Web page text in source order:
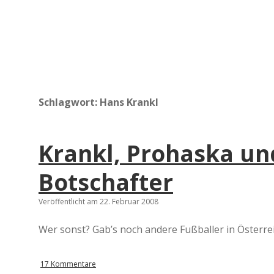
Schlagwort: Hans Krankl
Krankl, Prohaska
Botschafter
Veröffentlicht am 22. Februar 2008
Wer sonst? Gab’s noch andere Fußballer in
17 Kommentare